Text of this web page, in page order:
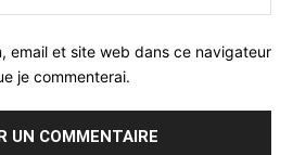
:
email et site web dans ce navigateur
je commenterai.